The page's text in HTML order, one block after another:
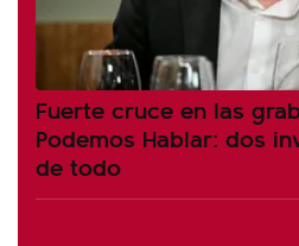
Fuerte cruce en las
Podemos Hablar: dos
de todo